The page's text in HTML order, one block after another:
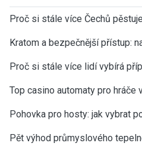
Proč si stále více Čechů
Kratom a bezpečnější přístup:
Proč si stále více lidí vybírá
Top casino automaty pro hráče
Pohovka pro hosty: jak vybrat
Pět výhod průmyslového